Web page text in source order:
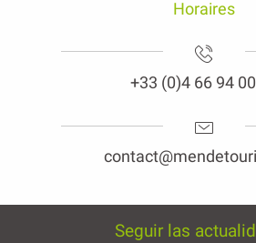
Horaires
+33 (0)4 66 94
Seguir las